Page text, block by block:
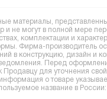
материалы,
и не могут в полной мере
комплектации и
Фирма-производитель
в конструкцию, дизайн и
Перед
Продавцу для уточнения
о товаре
название в